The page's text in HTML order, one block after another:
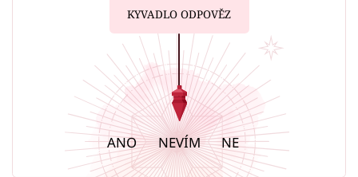
KYVADLO ODPOVĚZ
ANO NEVÍM NE